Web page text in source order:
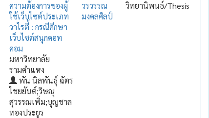
ความต้องการของผู้
ใช้เว็บไซต์ประเภท
วาไรตี้ : กรณีศึกษา
เว็บไซต์สนุกดอท
คอม
มหาวิทยาลัย
รามคำแหง
พัน นิลพันธุ์ ฉัตร
ไชยยันต์;วิษณุ
สุวรรณเพิ่ม;บุญชาล
ทองประยูร
วรวรรณ
มงคลศิลป์
วิทยานิพนธ์/Thesis